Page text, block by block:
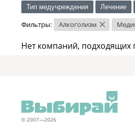
Тип медучреждения Лечение
Фильтры: Алкоголизм ×
Нет компаний, подходящих
© 2007—2026